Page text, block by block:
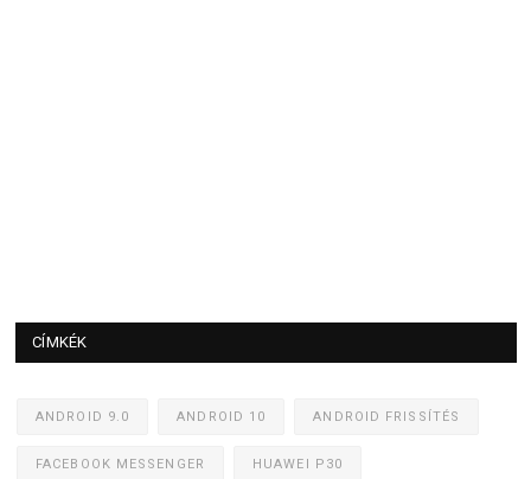
CÍMKÉK
ANDROID 9.0 ANDROID 10 ANDROID FRISSÍTÉS
FACEBOOK MESSENGER HUAWEI P30